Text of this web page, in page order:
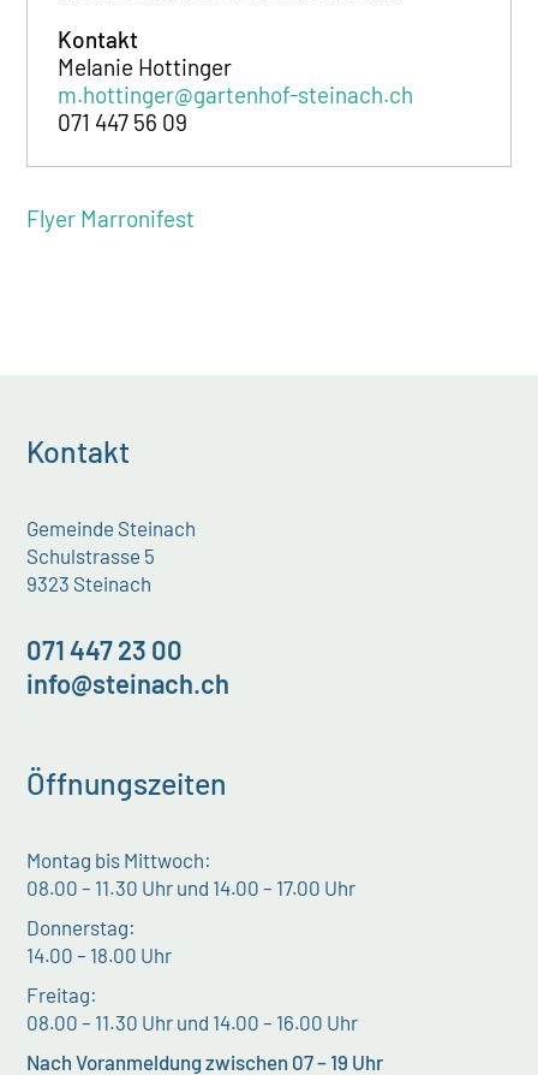
Kontakt
Melanie Hottinger
m.hottinger@gartenhof-steinach.ch
071 447 56 09
Flyer Marronifest
Kontakt
Gemeinde Steinach
Schulstrasse 5
9323 Steinach
071 447 23 00
info@steinach.ch
Öffnungszeiten
Montag bis Mittwoch:
08.00 – 11.30 Uhr und 14.00 – 17.00 Uhr
Donnerstag:
14.00 – 18.00 Uhr
Freitag:
08.00 – 11.30 Uhr und 14.00 – 16.00 Uhr
Nach Voranmeldung zwischen 07 – 19 Uhr